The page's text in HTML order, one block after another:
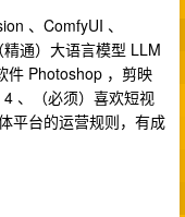
、ComfyUI 、
通）大语言模型 LLM
件 Photoshop ，剪映
、（必须）喜欢短视
平台的运营规则，有成